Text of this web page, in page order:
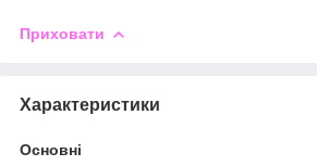
Приховати
Характеристики
Основні